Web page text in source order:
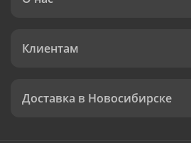
Клиентам
Доставка в Новосибирске